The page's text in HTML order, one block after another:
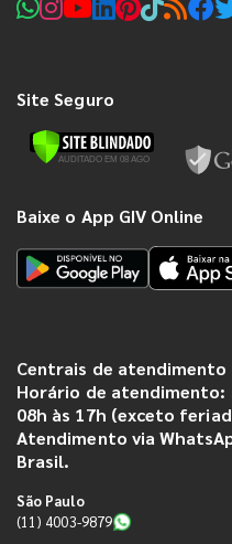
Site Seguro
Baixe o App GIV Online
Centrais de atendimento
Horário de atendimento:
08h às 17h (exceto
Atendimento via
Brasil.
São Paulo
(11) 4003-9879